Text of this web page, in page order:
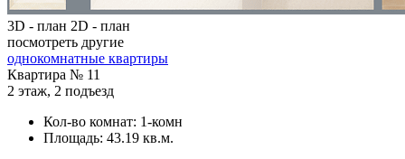
3D - план 2D - план
посмотреть другие
однокомнатные квартиры
Квартира № 11
2 этаж, 2 подъезд
Кол-во комнат: 1-комн
Площадь: 43.19 кв.м.